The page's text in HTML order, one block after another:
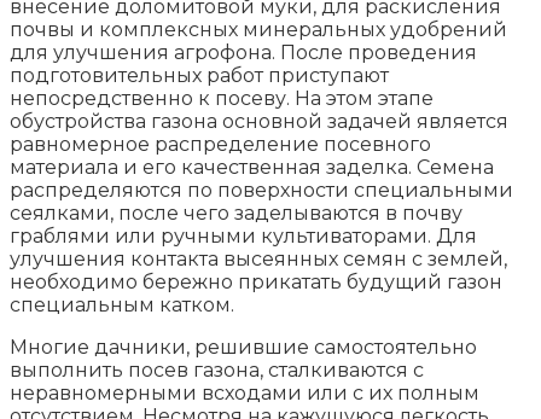
внесение доломитовой муки, для раскисления
почвы и комплексных минеральных удобрений
для улучшения агрофона. После проведения
подготовительных работ приступают
непосредственно к посеву. На этом этапе
обустройства газона основной задачей является
равномерное распределение посевного
материала и его качественная заделка. Семена
распределяются по поверхности специальными
сеялками, после чего заделываются в почву
граблями или ручными культиваторами. Для
улучшения контакта высеянных семян с землей,
необходимо бережно прикатать будущий газон
специальным катком.
Многие дачники, решившие самостоятельно
выполнить посев газона, сталкиваются с
неравномерными всходами или с их полным